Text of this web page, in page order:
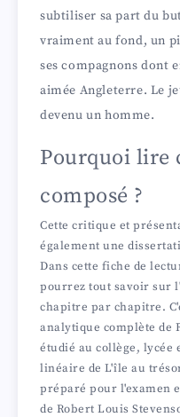
subtiliser sa part du
vraiment au fond, un
ses compagnons dont
aimée Angleterre. Le
devenu un homme.
Pourquoi lire
composé ?
Cette critique et
également une
Dans cette fiche de
pourrez tout savoir sur
chapitre par chapitre.
analytique complète de
étudié au collège, lycée
linéaire de L'île au
préparé pour l'examen
de Robert Louis